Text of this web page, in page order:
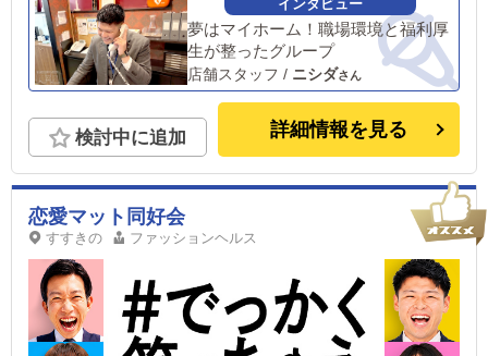
ープでは面接時にご希望の勤務地をお伺いし、配属
店舗を決定いたします。 ご家庭のある方や、持ち
家など事情のある方でも安心してご応募ください。
※入社後の転勤についても希望を考慮いたします。
■土浦エリア：茨城県土浦市桜町 ・JR常磐線土浦
駅 ■横浜エリア：神奈川県横浜市中区 ・京急線黄
金町駅 ・市営地下鉄阪東橋駅 ・JR線関内駅 ■札幌
エリア：北海道札幌市 地下鉄南北線すすきの駅 ※
日本全国店舗展開につき同時募集中 東京エリア、
横浜エリア、北関東エリア、札幌エリア、福岡エリ
アほか
夢はマイホーム！職場環境と福利厚
生が整ったグループ
店舗スタッフ / ニシダ
検討中に追加 詳細情報を見る
恋愛マット同好会
すすきの ファッションヘルス